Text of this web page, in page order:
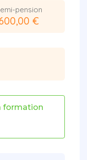
pension
€
formation